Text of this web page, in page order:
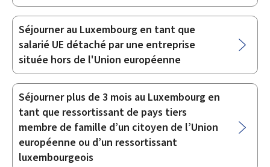
Séjourner au Luxembourg en tant que
salarié UE détaché par une entreprise
située hors de l'Union européenne
Séjourner plus de 3 mois au Luxembourg en
tant que ressortissant de pays tiers
membre de famille d’un citoyen de l’Union
européenne ou d’un ressortissant
luxembourgeois